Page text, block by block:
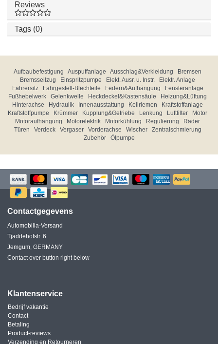
Reviews
Tags (0)
Aufbaubefestigung Auspuffanlage Ausschlag&Verkleidung
Bremsen
Bremsseilzug
Einspritzpumpe Elekt. Ausr. u. Instr.
Elektr. Anlage
Fahrersitz
Fahrgestell-Blechteile Federn&Aufhängung
Fensteranlage
Fußhebelwerk
Gelenkwelle Heckdeckel&Kastensäule
Heizung&Lüftung
Hinterachse
Hydraulik Innenausstattung Keilriemen
Kraftstoffanlage
Kraftstoffpumpe
Krümmer Kupplung&Getriebe Lenkung Luftfilter
Motor
Motoraufhängung
Motorelektrik Motorkühlung Regulierung
Räder
Türen
Verdeck Vergaser Vorderachse Wischer
Zentralschmierung
Zubehör
Ölpumpe
Contactgegevens
Automobilia-Versand
Tjaddehofstr. 6
Jemgum, GERMANY
Contact over button right below
Klantenservice
Bedrijf vakantie
Contact
Betaling
Product-reviews
Verzending en Retourneren